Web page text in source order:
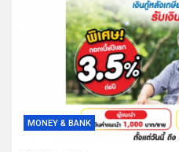
MONEY & BANK